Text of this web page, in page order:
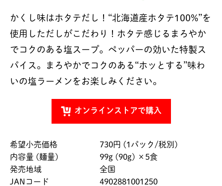
かくし味はホタテだし！“北海道産ホタテ100%”を
使用しただしがこだわり！ホタテ感じるまろやか
でコクのある塩スープ。ペッパーの効いた特製ス
パイス。まろやかでコクのある“ホッとする”味わ
いの塩ラーメンをお楽しみください。
オンラインストアで購入
希望小売価格
730円 (1パック/税別)
内容量 (麺量)
99g (90g) ×5食
発売地域
全国
JANコード
4902881001250